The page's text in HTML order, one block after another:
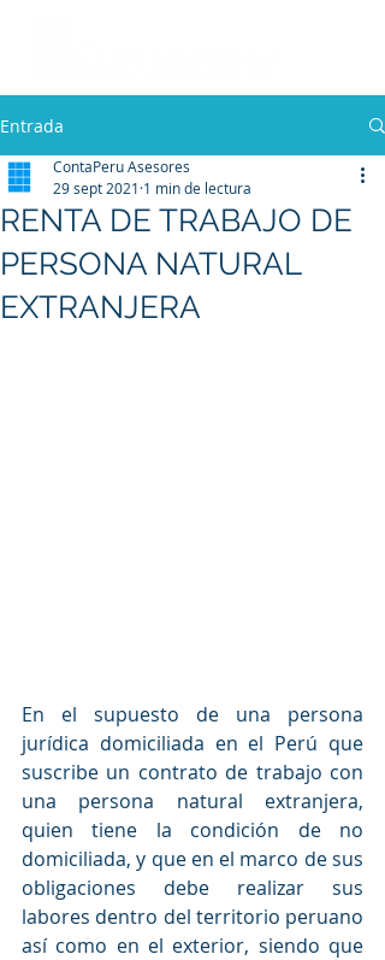
Entrada
RENTA DE TRABAJO DE
PERSONA NATURAL
EXTRANJERA
ContaPeru Asesores
29 sept 2021 1 min de lectura
En el supuesto de una persona
jurídica domiciliada en el Perú que
suscribe un contrato de trabajo con
una persona natural extranjera,
quien tiene la condición de no
domiciliada, y que en el marco de sus
obligaciones debe realizar sus
labores dentro del territorio peruano
así como en el exterior, siendo que